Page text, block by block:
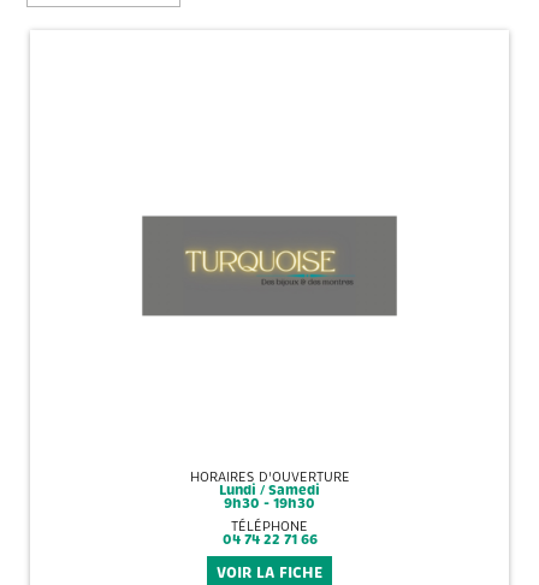
HORAIRES D'OUVERTURE
Lundi / Samedi
9h30 - 19h30
TÉLÉPHONE
04 74 22 71 66
VOIR LA FICHE